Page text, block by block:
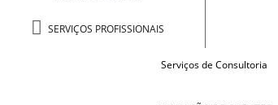
SERVIÇOS PROFISSIONAIS
Serviços de Consultoria